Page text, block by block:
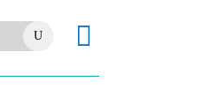
U 